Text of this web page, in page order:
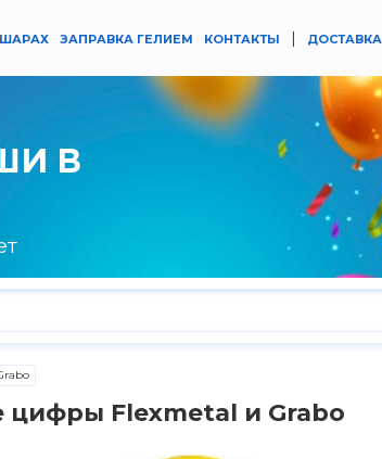
ЗАПРАВКА ГЕЛИЕМ КОНТАКТЫ | ДОСТАВКА
В
цифры Flexmetal и Grabo